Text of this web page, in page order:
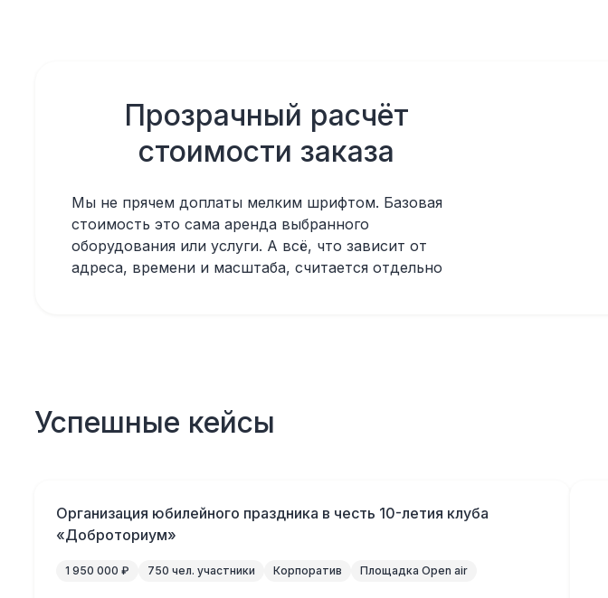
Прозрачный расчёт
стоимости заказа
Мы не прячем доплаты мелким шрифтом. Базовая
стоимость это сама аренда выбранного
оборудования или услуги. А всё, что зависит от
адреса, времени и масштаба, считается отдельно
Успешные кейсы
Организация юбилейного праздника в честь 10-летия клуба
«Доброториум»
1 950 000 ₽ 750 чел. участники Корпоратив Площадка Open air